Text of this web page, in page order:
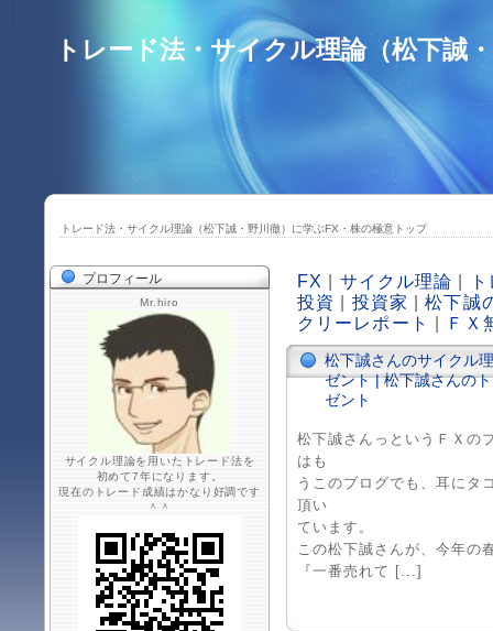
トレード法・サイクル理論（松下誠
トレード法・サイクル理論（松下誠・野川徹）に学ぶFX・株の極意トップ
FX サイクル理論
投資
投資家 |松下誠
クリーレポート
ＦＸ
松下誠さんのサイクル
ゼント | 松下誠さんの
ゼント
松下誠さんっというＦＸの
はも
うこのブログでも、耳にタ
頂い
ています。
この松下誠さんが、今年の
『一番売れて [...]
プロフィール
Mr.hiro
サイクル理論を用いたトレード法を
初めて7年になります。
現在のトレード成績はかなり好調です
＾＾